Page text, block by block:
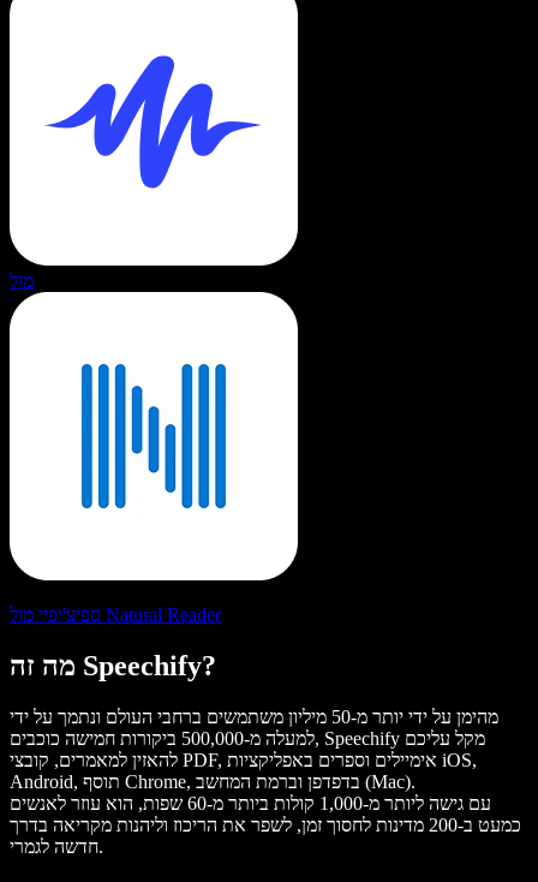
מול
ספיצ'יפיי מול Natural Reader
מה זה Speechify?
מהימן על ידי יותר מ-50 מיליון משתמשים ברחבי העולם ונתמך על ידי
למעלה מ-500,000 ביקורות חמישה כוכבים, Speechify מקל עליכם
להאזין למאמרים, קובצי PDF, אימיילים וספרים באפליקציות iOS,
Android, תוסף Chrome, בדפדפן וברמת המחשב (Mac).
עם גישה ליותר מ-1,000 קולות ביותר מ-60 שפות, הוא עוזר לאנשים
כמעט ב-200 מדינות לחסוך זמן, לשפר את הריכוז וליהנות מקריאה בדרך
חדשה לגמרי.